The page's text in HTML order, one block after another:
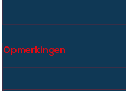
Opmerkingen